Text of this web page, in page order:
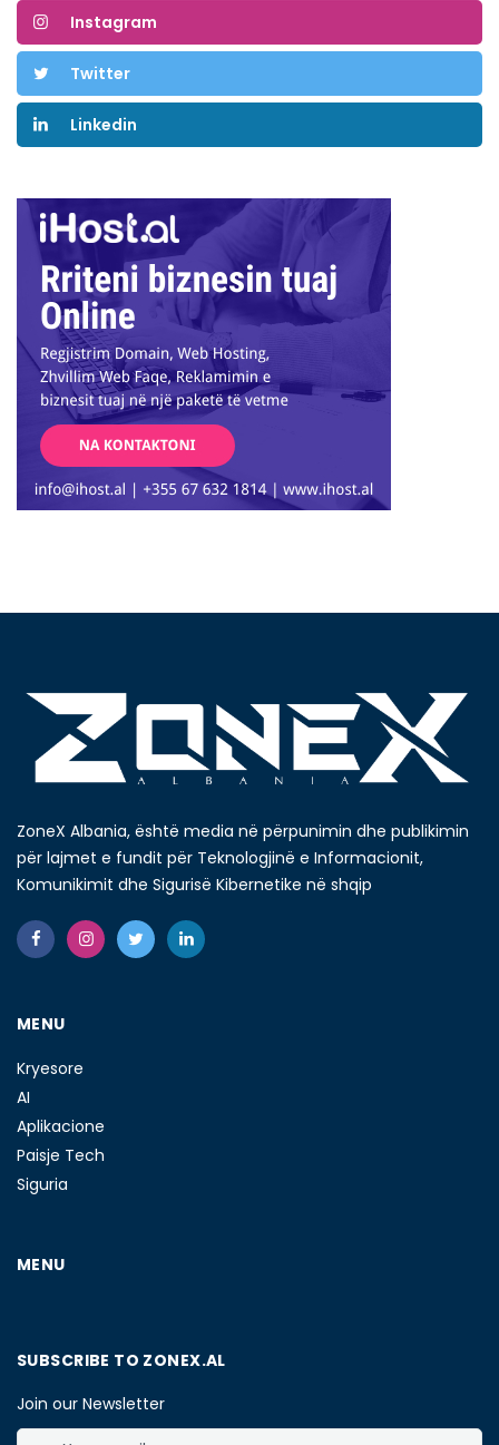
Instagram
Twitter
Linkedin
ZoneX Albania, është media në përpunimin dhe publikimin
për lajmet e fundit për Teknologjinë e Informacionit,
Komunikimit dhe Sigurisë Kibernetike në shqip
MENU
Kryesore
AI
Aplikacione
Paisje Tech
Siguria
MENU
SUBSCRIBE TO ZONEX.AL
Join our Newsletter